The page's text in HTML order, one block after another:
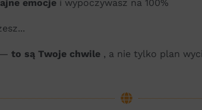
emocje i wypoczywasz na 100%
—to są Twoje chwile , a nie tylko plan